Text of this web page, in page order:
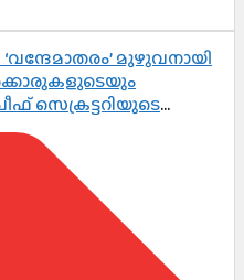
മുഴുവനായി
സെക്രട്ടറിയുടെ